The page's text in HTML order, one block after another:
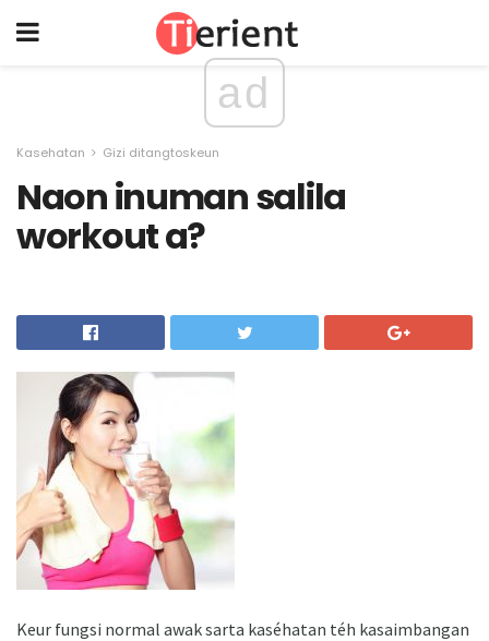
ad
Kasehatan Gizi ditangtoskeun
Naon inuman salila
workout a?
Keur fungsi normal awak sarta kaséhatan téh kasaimbangan